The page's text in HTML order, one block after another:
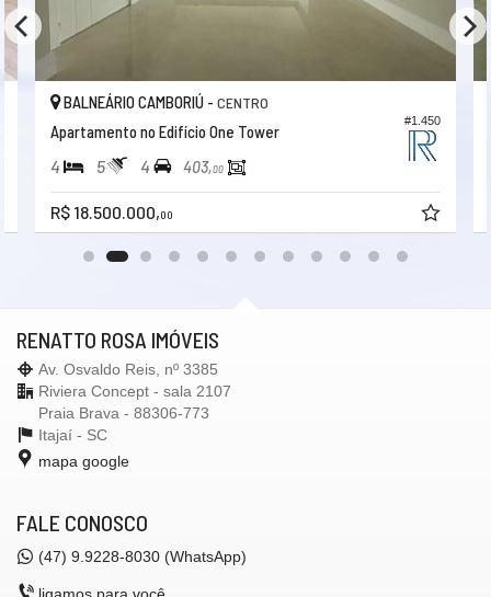
#1.450
BALNEÁRIO CAMBORIÚ -CENTRO
Apartamento no Edifício One Tower
4 5 4 403,00
R$ 18.500.000,00
RENATTO ROSA IMÓVEIS
Av. Osvaldo Reis, nº 3385
Riviera Concept - sala 2107
Praia Brava - 88306-773
Itajaí - SC
mapa google
FALE CONOSCO
(47) 9.9228-8030 (WhatsApp)
ligamos para você